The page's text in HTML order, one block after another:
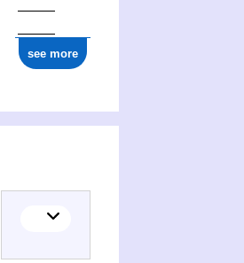
see more